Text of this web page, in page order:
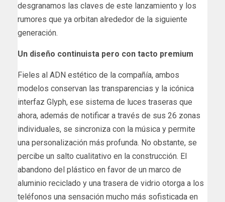
desgranamos las claves de este lanzamiento y los
rumores que ya orbitan alrededor de la siguiente
generación.
Un diseño continuista pero con tacto premium
Fieles al ADN estético de la compañía, ambos
modelos conservan las transparencias y la icónica
interfaz Glyph, ese sistema de luces traseras que
ahora, además de notificar a través de sus 26 zonas
individuales, se sincroniza con la música y permite
una personalización más profunda. No obstante, se
percibe un salto cualitativo en la construcción. El
abandono del plástico en favor de un marco de
aluminio reciclado y una trasera de vidrio otorga a los
teléfonos una sensación mucho más sofisticada en